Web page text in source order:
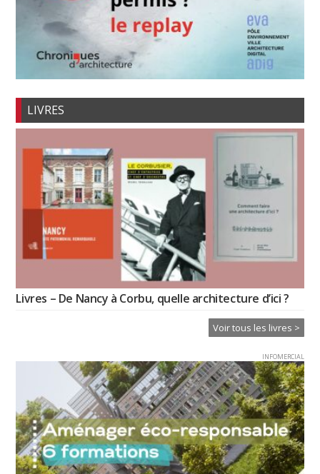
LIVRES
Livres – De Nancy à Corbu, quelle architecture d’ici ?
Voir tous les livres >
INFOMERCIAL